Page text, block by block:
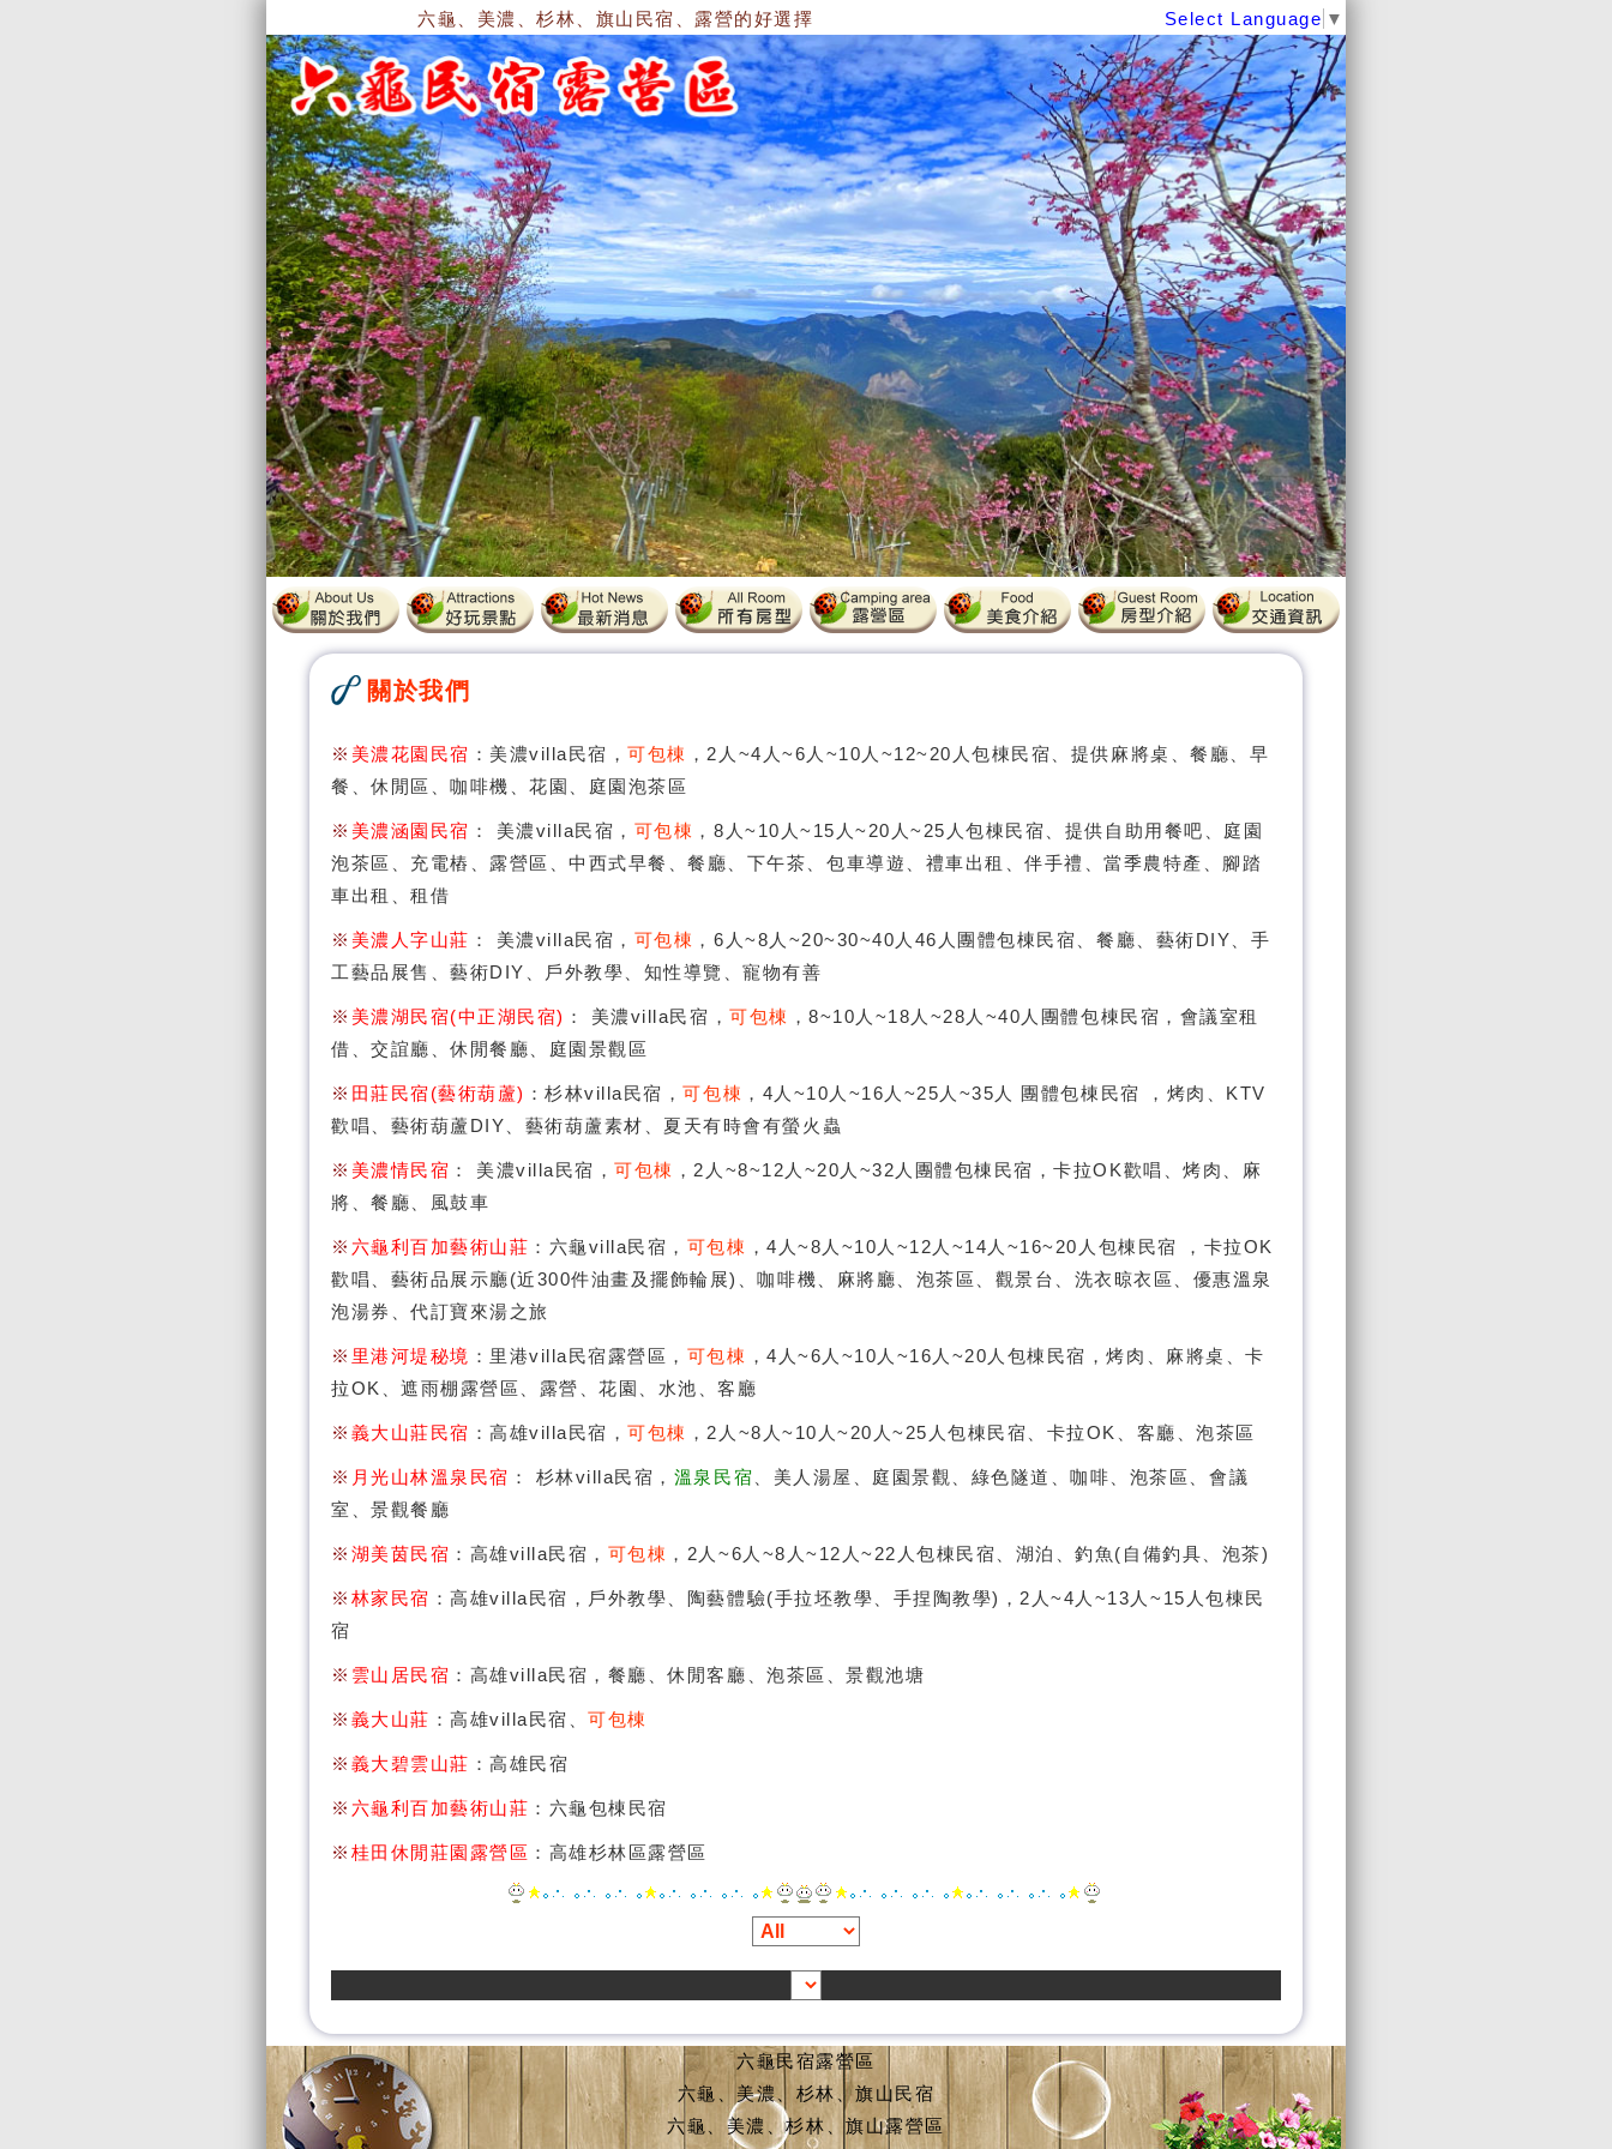
六龜、美濃、杉林、旗山民宿、露營的好選擇 Select Language ▼
關於我們
※ 美濃花園民宿 ：美濃villa民宿，可包棟 ，2人~4人~6人~10人~12~20人包棟民宿、提供麻將桌、餐廳、早
餐、休閒區、咖啡機、花園、庭園泡茶區
※ 美濃涵園民宿 ： 美濃villa民宿， 可包棟 ，8人~10人~15人~20人~25人包棟民宿、提供自助用餐吧、庭園
泡茶區、充電樁、露營區、中西式早餐、餐廳、下午茶、包車導遊、禮車出租、伴手禮、當季農特產、腳踏
車出租、租借
※ 美濃人字山莊 ： 美濃villa民宿， 可包棟 ，6人~8人~20~30~40人46人團體包棟民宿、餐廳、藝術DIY、手
工藝品展售、藝術DIY、戶外教學、知性導覽、寵物有善
※ 美濃湖民宿(中正湖民宿) ： 美濃villa民宿，可包棟 ，8~10人~18人~28人~40人團體包棟民宿，會議室租
借、交誼廳、休閒餐廳、庭園景觀區
※ 田莊民宿(藝術葫蘆) ：杉林villa民宿，可包棟 ，4人~10人~16人~25人~35人 團體包棟民宿 ，烤肉、KTV
歡唱、藝術葫蘆DIY、藝術葫蘆素材、夏天有時會有螢火蟲
※ 美濃情民宿 ： 美濃villa民宿，可包棟 ，2人~8~12人~20人~32人團體包棟民宿，卡拉OK歡唱、烤肉、麻
將、餐廳、風鼓車
※ 六龜利百加藝術山莊 ：六龜villa民宿， 可包棟 ，4人~8人~10人~12人~14人~16~20人包棟民宿 ，卡拉OK
歡唱、藝術品展示廳(近300件油畫及擺飾輪展)、咖啡機、麻將廳、泡茶區、觀景台、洗衣晾衣區、優惠溫泉
泡湯券、代訂寶來湯之旅
※ 里港河堤秘境 ：里港villa民宿露營區， 可包棟 ，4人~6人~10人~16人~20人包棟民宿，烤肉、麻將桌、卡
拉OK、遮雨棚露營區、露營、花園、水池、客廳
※ 義大山莊民宿 ：高雄villa民宿，可包棟 ，2人~8人~10人~20人~25人包棟民宿、卡拉OK、客廳、泡茶區
※ 月光山林溫泉民宿 ： 杉林villa民宿， 溫泉民宿 、美人湯屋、庭園景觀、綠色隧道、咖啡、泡茶區、會議
室、景觀餐廳
※ 湖美茵民宿 ：高雄villa民宿， 可包棟 ，2人~6人~8人~12人~22人包棟民宿、湖泊、釣魚(自備釣具、泡茶)
※ 林家民宿 ：高雄villa民宿，戶外教學、陶藝體驗(手拉坯教學、手捏陶教學)，2人~4人~13人~15人包棟民
宿
※ 雲山居民宿 ：高雄villa民宿，餐廳、休閒客廳、泡茶區、景觀池塘
※ 義大山莊 ：高雄villa民宿、可包棟
※ 義大碧雲山莊 ：高雄民宿
※ 六龜利百加藝術山莊 ：六龜包棟民宿
※ 桂田休閒莊園露營區 ：高雄杉林區露營區
六龜民宿露營區
六龜、美濃、杉林、旗山民宿
六龜、美濃、杉林、旗山露營區